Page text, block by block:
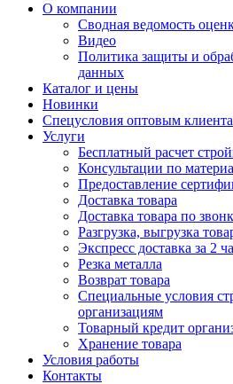
О компании
Сводная ведомость
Видео
Политика защиты и
данных
Каталог и цены
Новинки
Спецусловия оптовым
Услуги
Бесплатный расчет
Консультации по
Предоставление
Доставка товара
Доставка товара по
Разгрузка, выгрузка
Экспресс доставка за 2
Резка металла
Возврат товара
Специальные условия
организациям
Товарный кредит
Хранение товара
Условия работы
Контакты